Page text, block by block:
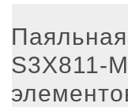
S3X811-